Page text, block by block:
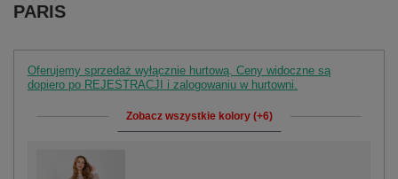
PARIS
Oferujemy sprzedaż wyłącznie hurtową. Ceny widoczne są
dopiero po REJESTRACJI i zalogowaniu w hurtowni.
Zobacz wszystkie kolory (+6)